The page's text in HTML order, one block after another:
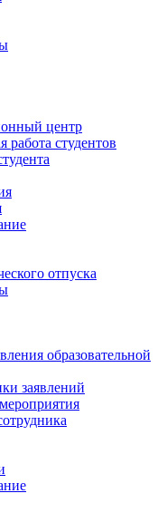
центр
работа студентов
отпуска
образовательной
заявлений